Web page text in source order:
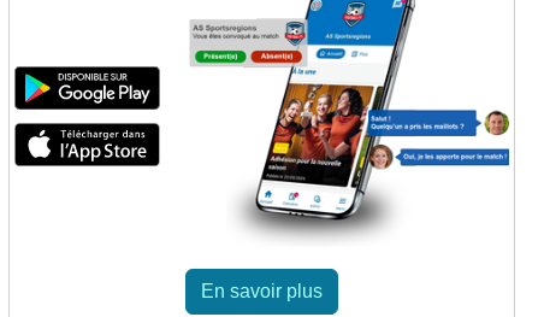
En savoir plus